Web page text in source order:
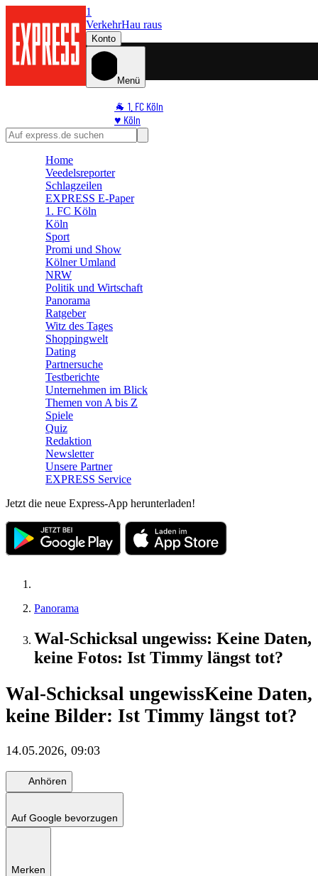
1
VerkehrHau raus
Konto
Menü
🐐 1. FC Köln
♥️ Köln
⭐ Promi
🛒 Shoppingwelt
Home
Veedelsreporter
Schlagzeilen
EXPRESS E-Paper
1. FC Köln
Köln
Sport
Promi und Show
Kölner Umland
NRW
Politik und Wirtschaft
Panorama
Ratgeber
Witz des Tages
Shoppingwelt
Dating
Partnersuche
Testberichte
Unternehmen im Blick
Themen von A bis Z
Spiele
Quiz
Redaktion
Newsletter
Unsere Partner
EXPRESS Service
Jetzt die neue Express-App herunterladen!
Panorama
Wal-Schicksal ungewiss: Keine Daten,
keine Fotos: Ist Timmy längst tot?
Wal-Schicksal ungewissKeine Daten,
keine Bilder: Ist Timmy längst tot?
14.05.2026, 09:03
Anhören
Auf Google bevorzugen
Merken